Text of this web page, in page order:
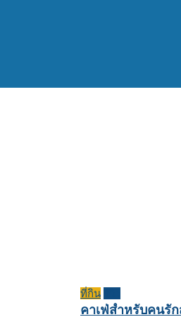
ที่กิน
คาเฟ่สำหรับคนรั